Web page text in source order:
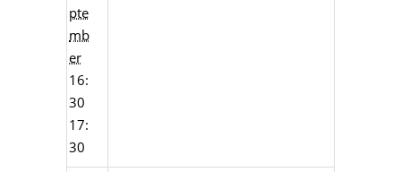
pte
mb
er
16:
30
17:
30